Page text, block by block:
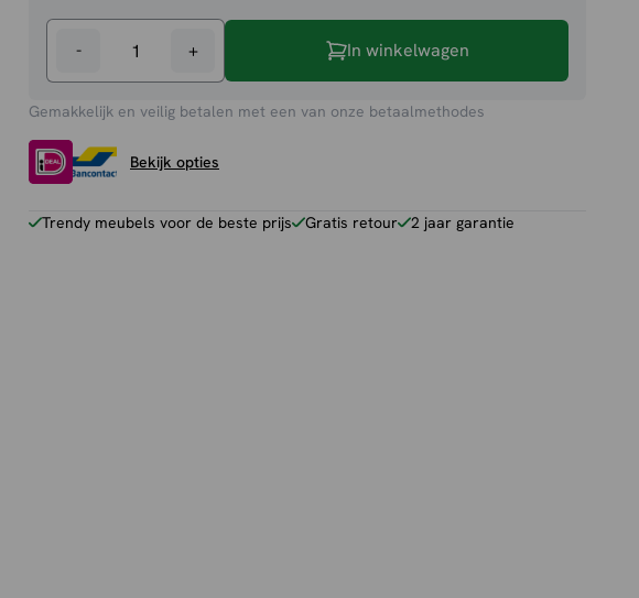
-
Vloerlamp
Juta
aantal
+ In winkelwagen
Gemakkelijk en veilig betalen met een van onze betaalmethodes
Bekijk opties
Trendy meubels voor de beste prijs Gratis retour 2 jaar garantie